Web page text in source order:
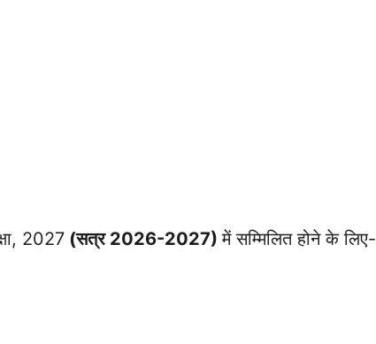
2027 (सत्र 2026-2027)में सम्मिलित होने के लिए-